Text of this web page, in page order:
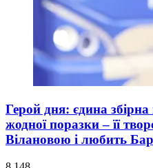
Герой дня: єдина збірна
жодної поразки – її
Вілановою і любить